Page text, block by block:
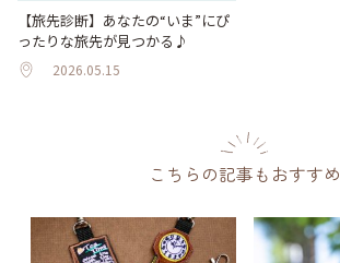
【旅先診断】あなたの“いま”にぴ
ったりな旅先が見つかる♪
2026.05.15
こちらの記事もおすすめ